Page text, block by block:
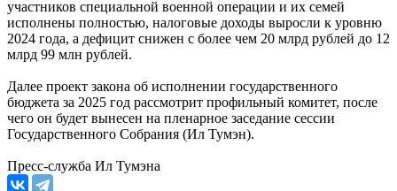
участников специальной военной операции и их семей
исполнены полностью, налоговые доходы выросли к уровню
2024 года, а дефицит снижен с более чем 20 млрд рублей до 12
млрд 99 млн рублей.
Далее проект закона об исполнении государственного
бюджета за 2025 год рассмотрит профильный комитет, после
чего он будет вынесен на пленарное заседание сессии
Государственного Собрания (Ил Тумэн).
Пресс-служба Ил Тумэна